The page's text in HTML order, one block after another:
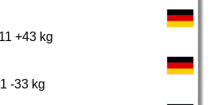
+43 kg
-33 kg